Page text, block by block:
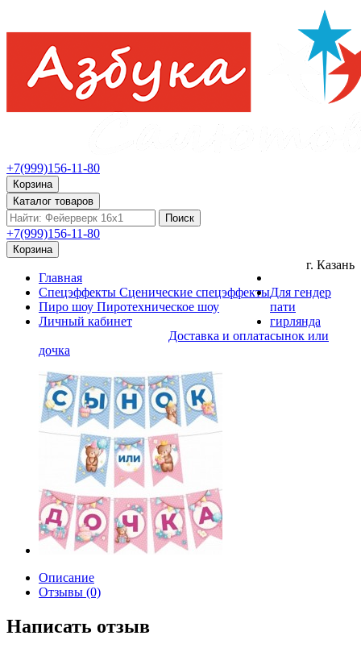
+7(999)156-11-80
Корзина
Каталог товаров
Поиск
+7(999)156-11-80
Корзина
Главная
Спецэффекты Сценические спецэффекты
Пиро шоу Пиротехническое шоу
Личный кабинет
Доставка и оплата
г. Казань
Для гендер
пати
гирлянда
сынок или
дочка
Описание
Отзывы (0)
Написать отзыв